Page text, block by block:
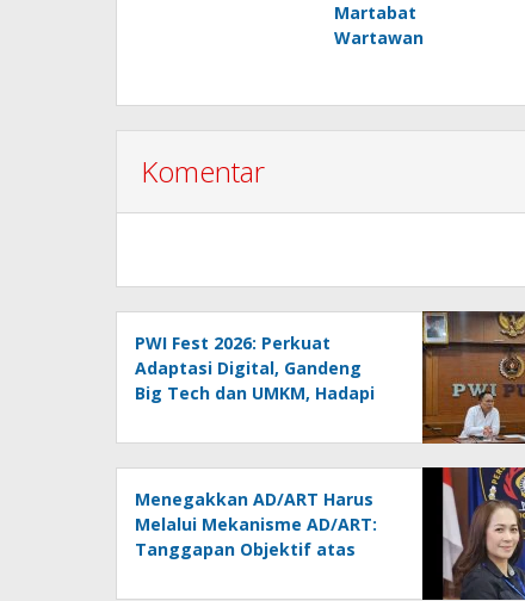
Martabat
Wartawan
Komentar
PWI Fest 2026: Perkuat
Adaptasi Digital, Gandeng
Big Tech dan UMKM, Hadapi
Lampung
Menegakkan AD/ART Harus
Melalui Mekanisme AD/ART:
Tanggapan Objektif atas